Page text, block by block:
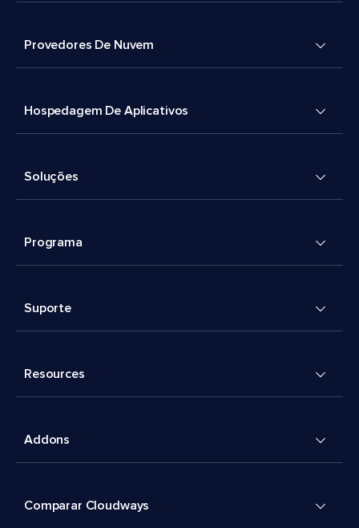
Provedores De Nuvem
Hospedagem De Aplicativos
Soluções
Programa
Suporte
Resources
Addons
Comparar Cloudways